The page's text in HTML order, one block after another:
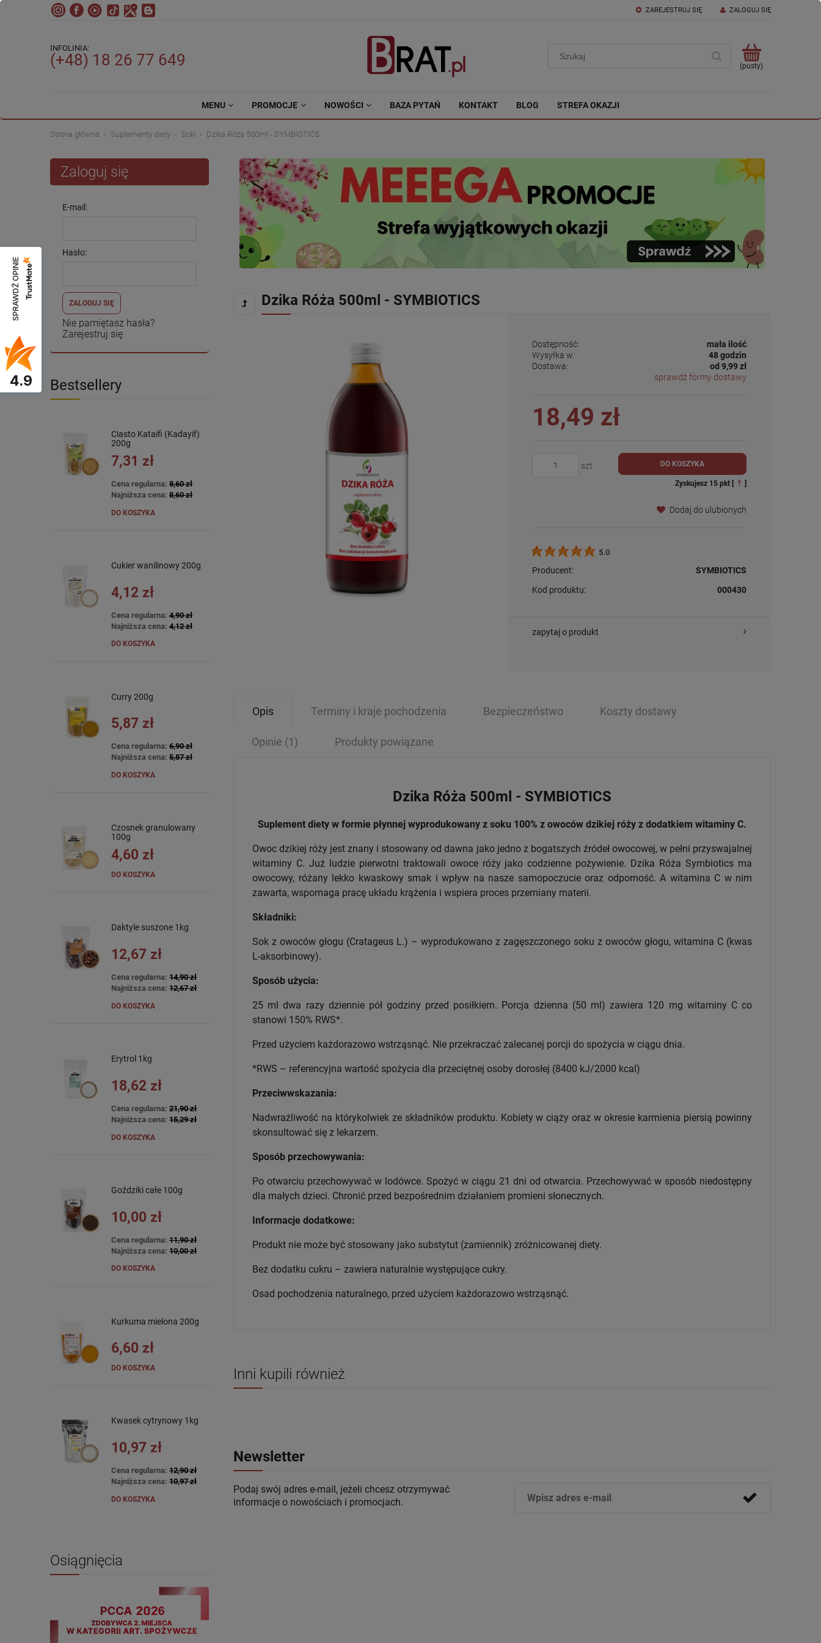
ZAREJESTRUJ SIĘ ZALOGUJ SIĘ
INFOLINIA:
(+48) 18 26 77 649 (pusty)
MENU PROMOCJE NOWOŚCI BAZA PYTAŃ KONTAKT BLOG STREFA OKAZJI
Strona główna Suplementy diety Soki Dzika Róża 500ml - SYMBIOTICS
Zaloguj się
E-mail:
Hasło:
ZALOGUJ SIĘ
Nie pamiętasz hasła?
Zarejestruj się
Bestsellery
Ciasto Kataifi (Kadayif)
200g
7,31 zł
Cena regularna: 8,60 zł
Najniższa cena: 8,60 zł
DO KOSZYKA
Cukier wanilinowy 200g
4,12 zł
Cena regularna: 4,90 zł
Najniższa cena: 4,12 zł
DO KOSZYKA
Curry 200g
5,87 zł
Cena regularna: 6,90 zł
Najniższa cena: 5,87 zł
DO KOSZYKA
Czosnek granulowany
100g
4,60 zł
DO KOSZYKA
Daktyle suszone 1kg
12,67 zł
Cena regularna: 14,90 zł
Najniższa cena: 12,67 zł
DO KOSZYKA
Erytrol 1kg
18,62 zł
Cena regularna: 21,90 zł
Najniższa cena: 15,29 zł
DO KOSZYKA
Goździki całe 100g
10,00 zł
Cena regularna: 11,90 zł
Najniższa cena: 10,00 zł
DO KOSZYKA
Kurkuma mielona 200g
6,60 zł
DO KOSZYKA
Kwasek cytrynowy 1kg
10,97 zł
Cena regularna: 12,90 zł
Najniższa cena: 10,97 zł
DO KOSZYKA
Osiągnięcia
Dzika Róża 500ml - SYMBIOTICS
Dostępność:
mała ilość
Wysyłka w:
48 godzin
Dostawa:
od 9,99 zł
sprawdź formy dostawy
18,49 zł
szt DO KOSZYKA
Zyskujesz 15pkt [ ? ]
Dodaj do ulubionych
5.0
Producent:
SYMBIOTICS
Kod produktu:
000430
zapytaj o produkt
Opis Terminy i kraje pochodzenia Bezpieczeństwo Koszty dostawy
Opinie (1) Produkty powiązane
Dzika Róża 500ml - SYMBIOTICS
Suplement diety w formie płynnej wyprodukowany z soku 100% z owoców dzikiej róży z dodatkiem witaminy C.
Owoc dzikiej róży jest znany i stosowany od dawna jako jedno z bogatszych źródeł owocowej, w pełni przyswajalnej
witaminy C. Już ludzie pierwotni traktowali owoce róży jako codzienne pożywienie. Dzika Róża Symbiotics ma
owocowy, różany lekko kwaskowy smak i wpływ na nasze samopoczucie oraz odporność. A witamina C w nim
zawarta, wspomaga pracę układu krążenia i wspiera proces przemiany materii.
Składniki:
Sok z owoców głogu (Cratageus L.) – wyprodukowano z zagęszczonego soku z owoców głogu, witamina C (kwas
L-aksorbinowy).
Sposób użycia:
25 ml dwa razy dziennie pół godziny przed posiłkiem. Porcja dzienna (50 ml) zawiera 120 mg witaminy C co
stanowi 150% RWS*.
Przed użyciem każdorazowo wstrząsnąć. Nie przekraczać zalecanej porcji do spożycia w ciągu dnia.
*RWS – referencyjna wartość spożycia dla przeciętnej osoby dorosłej (8400 kJ/2000 kcal)
Przeciwwskazania:
Nadwrażliwość na którykolwiek ze składników produktu. Kobiety w ciąży oraz w okresie karmienia piersią powinny
skonsultować się z lekarzem.
Sposób przechowywania:
Po otwarciu przechowywać w lodówce. Spożyć w ciągu 21 dni od otwarcia. Przechowywać w sposób niedostępny
dla małych dzieci. Chronić przed bezpośrednim działaniem promieni słonecznych.
Informacje dodatkowe:
Produkt nie może być stosowany jako substytut (zamiennik) zróżnicowanej diety.
Bez dodatku cukru – zawiera naturalnie występujące cukry.
Osad pochodzenia naturalnego, przed użyciem każdorazowo wstrząsnąć.
Inni kupili również
Newsletter
Podaj swój adres e-mail, jeżeli chcesz otrzymywać
informacje o nowościach i promocjach.
SPRAWDŹ OPINIE
4.9